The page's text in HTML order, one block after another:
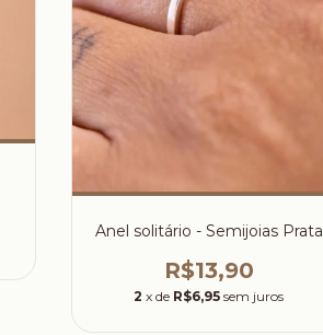
Anel solitário - Semijoias Prata
R$13,90
2 x de R$6,95 sem juros